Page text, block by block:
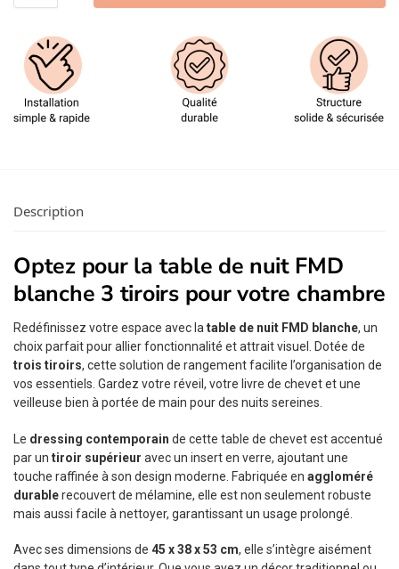
Description
Optez pour la table de nuit FMD
blanche 3 tiroirs pour votre chambre
Redéfinissez votre espace avec la table de nuit FMD blanche, un
choix parfait pour allier fonctionnalité et attrait visuel. Dotée de
trois tiroirs, cette solution de rangement facilite l’organisation de
vos essentiels. Gardez votre réveil, votre livre de chevet et une
veilleuse bien à portée de main pour des nuits sereines.
Le dressing contemporain de cette table de chevet est accentué
par un tiroir supérieur avec un insert en verre, ajoutant une
touche raffinée à son design moderne. Fabriquée en aggloméré
durablerecouvert de mélamine, elle est non seulement robuste
mais aussi facile à nettoyer, garantissant un usage prolongé.
Avec ses dimensions de 45 x 38 x 53 cm, elle s’intègre aisément